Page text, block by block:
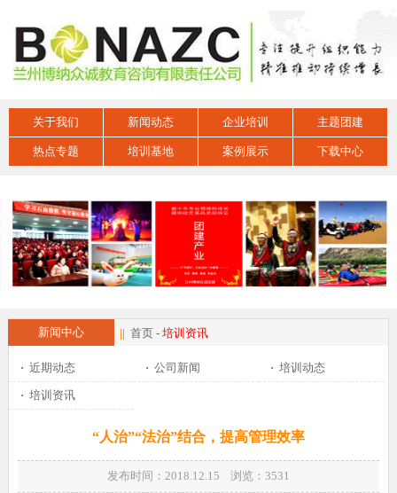
关于我们 新闻动态 企业培训 主题团建
热点专题 培训基地 案例展示 下载中心
新闻中心 || 首页- 培训资讯
· 近期动态 · 公司新闻 · 培训动态
· 培训资讯
“人治”“法治”结合，提高管理效率
发布时间：2018.12.15 浏览： 3531